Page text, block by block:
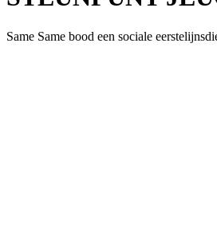
Same Same bood een sociale